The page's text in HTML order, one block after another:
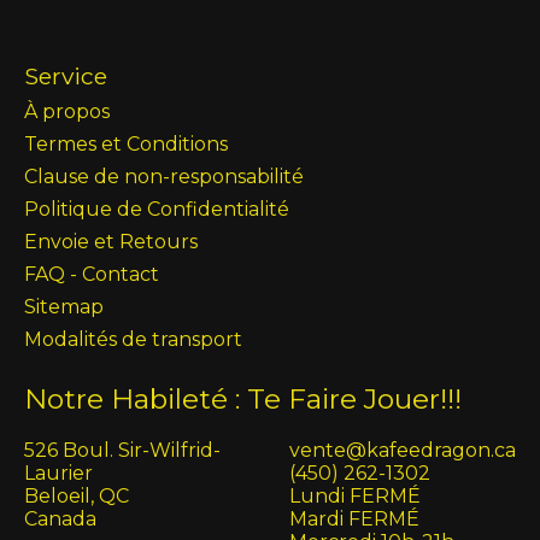
Service
À propos
Termes et Conditions
Clause de non-responsabilité
Politique de Confidentialité
Envoie et Retours
FAQ - Contact
Sitemap
Modalités de transport
Notre Habileté : Te Faire Jouer!!!
526 Boul. Sir-Wilfrid-
Laurier
Beloeil, QC
Canada
vente@kafeedragon.ca
(450) 262-1302
Lundi FERMÉ
Mardi FERMÉ